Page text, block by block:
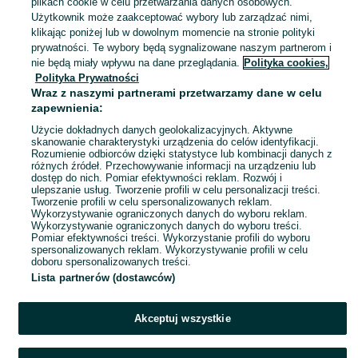
S / 36 Czarny
Tezenis
Wiskoza
7 zł
Krzeszowice
Dzisiaj o 09:53
L / 40 Biały
Pozostałe
Wiskoza
1 2 3 ... 96
Użytkownik może zaakceptować wybory lub zarządzać nimi,
klikając poniżej lub w dowolnym momencie na stronie polityki
prywatności. Te wybory będą sygnalizowane naszym partnerom i
nie będą miały wpływu na dane przeglądania. Polityka cookies,
Polityka Prywatności
Wraz z naszymi partnerami przetwarzamy dane w celu
zapewnienia:
Użycie dokładnych danych geolokalizacyjnych. Aktywne
skanowanie charakterystyki urządzenia do celów identyfikacji.
Rozumienie odbiorców dzięki statystyce lub kombinacji danych z
różnych źródeł. Przechowywanie informacji na urządzeniu lub
dostęp do nich. Pomiar efektywności reklam. Rozwój i
ulepszanie usług. Tworzenie profili w celu personalizacji treści.
Tworzenie profili w celu spersonalizowanych reklam.
Wykorzystywanie ograniczonych danych do wyboru reklam.
Wykorzystywanie ograniczonych danych do wyboru treści.
Pomiar efektywności treści. Wykorzystanie profili do wyboru
spersonalizowanych reklam. Wykorzystywanie profili w celu
doboru spersonalizowanych treści.
Lista partnerów (dostawców)
Akceptuj wszystkie